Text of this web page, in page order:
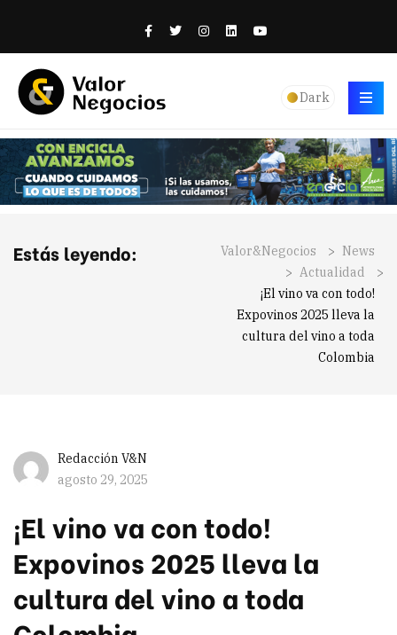
Dark
Estás leyendo: Valor&Negocios > News
> Actualidad
>
¡El vino va con todo!
Expovinos 2025 lleva la
cultura del vino a toda
Colombia
Redacción V&N
agosto 29, 2025
¡El vino va con todo!
Expovinos 2025 lleva la
cultura del vino a toda